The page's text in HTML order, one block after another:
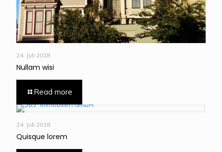
24. Juli 2018
Nullam wisi
Read more
24. Juli 2018
Quisque lorem